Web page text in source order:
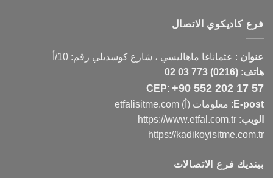
فرع كاديكوي الاتصال
عنوان : عثماناغا ماهاليسي ، شارع كوسديلي رقم: 10/أ
هاتف:
(0216) 773 03 02
CEP: +90 552 202 17 57
E-post : معلومات (أ) etfalisitme.com
الويب:
https://www.etfal.com.tr
https://kadikoyisitme.com.tr
بينديك فرع الاتصالات